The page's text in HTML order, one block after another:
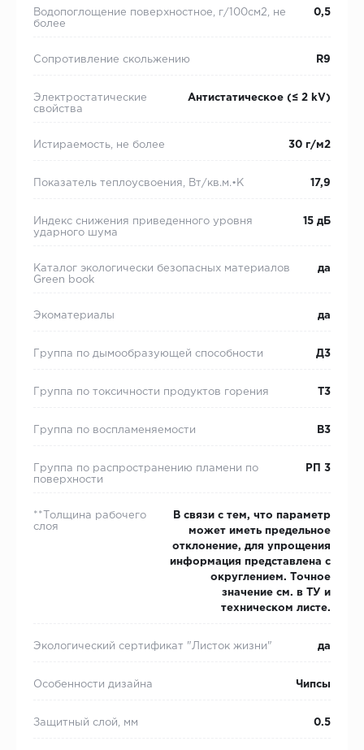
Водопоглощение поверхностное, г/100см2, не
более
0,5
Сопротивление скольжению R9
Электростатические
свойства
Антистатическое (≤ 2 kV)
Истираемость, не более 30 г/м2
Показатель теплоусвоения, Вт/кв.м.•К 17,9
Индекс снижения приведенного уровня
ударного шума
15 дБ
Каталог экологически безопасных материалов
Green book
да
Экоматериалы да
Группа по дымообразующей способности Д3
Группа по токсичности продуктов горения Т3
Группа по воспламеняемости В3
Группа по распространению пламени по
поверхности
РП 3
**Толщина рабочего
слоя
В связи с тем, что параметр
может иметь предельное
отклонение, для упрощения
информация представлена с
округлением. Точное
значение см. в ТУ и
техническом листе.
Экологический сертификат "Листок жизни" да
Особенности дизайна Чипсы
Защитный слой, мм 0.5